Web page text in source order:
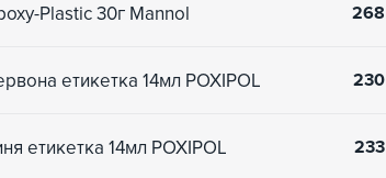
Plastic 30г Mannol 268
етикетка 14мл POXIPOL 230
етикетка 14мл POXIPOL 233